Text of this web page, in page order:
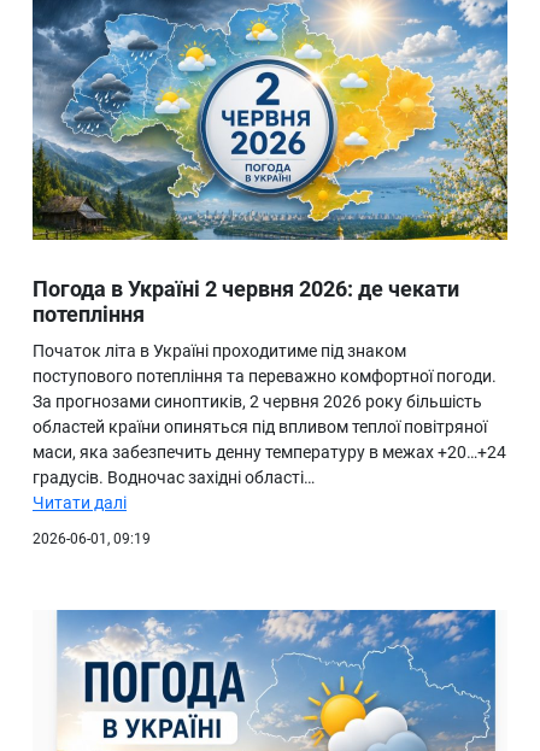
Погода в Україні 2 червня 2026: де чекати
потепління
Початок літа в Україні проходитиме під знаком
поступового потепління та переважно комфортної погоди.
За прогнозами синоптиків, 2 червня 2026 року більшість
областей країни опиняться під впливом теплої повітряної
маси, яка забезпечить денну температуру в межах +20…+24
градусів. Водночас західні області…
Читати далі
2026-06-01, 09:19